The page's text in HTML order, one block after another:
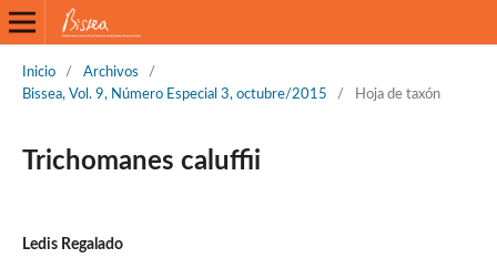
Inicio / Archivos
/
Bissea, Vol. 9, Número Especial 3, octubre/2015
/ Hoja de taxón
Trichomanes caluffii
Ledis Regalado